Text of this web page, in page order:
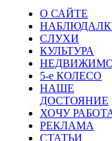
О САЙТЕ
СЛУХИ
КУЛЬТУРА
5-е КОЛЕСО
НАШЕ
ДОСТОЯНИЕ
ХОЧУ
РЕКЛАМА
СТАТЬИ